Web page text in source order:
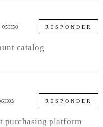
05H50 RESPONDER
catalog
RESPONDER
purchasing platform